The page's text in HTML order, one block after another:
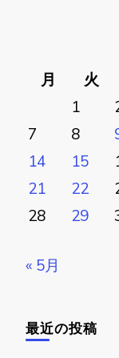
月
火
1
7
8
14
15
21
22
28
29
« 5月
最近の投稿